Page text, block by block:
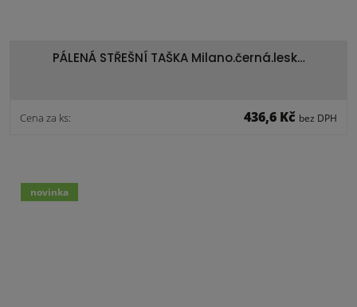
PÁLENÁ STŘEŠNÍ TAŠKA Milano.černá.lesk…
Cena za ks: 436,6 Kč bez DPH
novinka